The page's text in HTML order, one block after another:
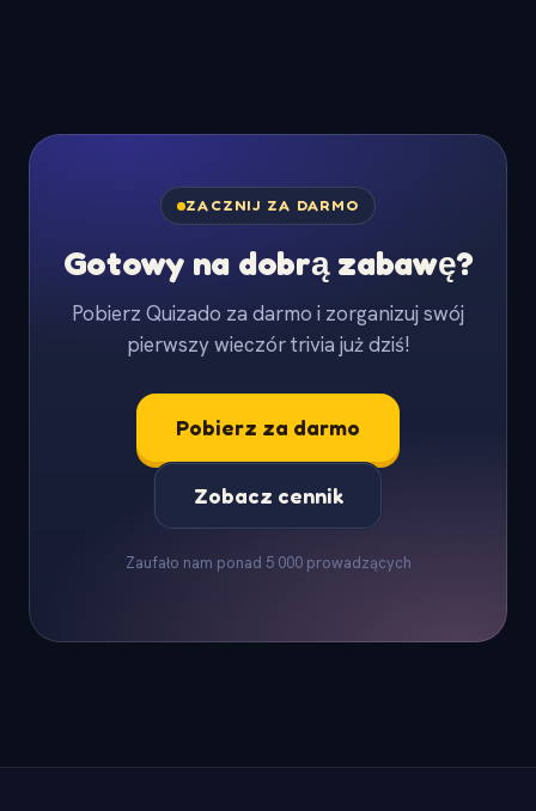
ZACZNIJ ZA DARMO
Gotowy na dobrą zabawę?
Pobierz Quizado za darmo i zorganizuj swój
pierwszy wieczór trivia już dziś!
Pobierz za darmo
Zobacz cennik
Zaufało nam ponad 5 000 prowadzących